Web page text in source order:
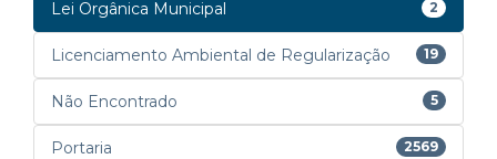
Lei Orgânica Municipal 2
Licenciamento Ambiental de Regularização 19
Não Encontrado 5
Portaria 2569